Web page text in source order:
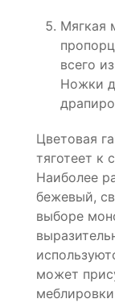
Мягкая
всего
Ножки
Цветовая
тяготеет к
Наиболее
бежевый,
выборе
может